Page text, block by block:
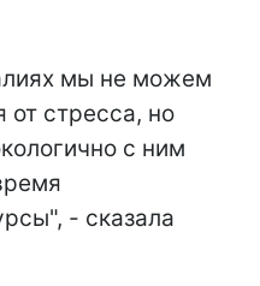
мы не можем
от стресса, но
с ним
- сказала